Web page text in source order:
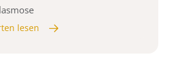
lesen